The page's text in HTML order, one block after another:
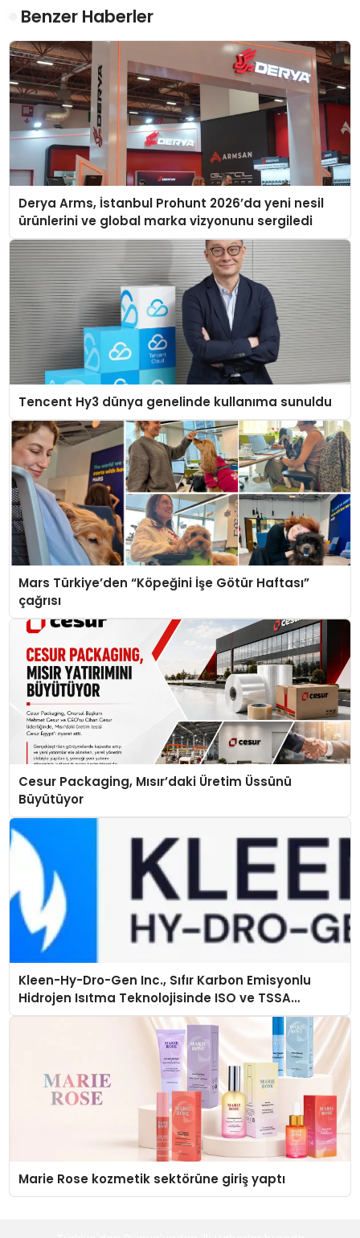
Benzer Haberler
Derya Arms, İstanbul Prohunt 2026’da yeni nesil
ürünlerini ve global marka vizyonunu sergiledi
Tencent Hy3 dünya genelinde kullanıma sunuldu
Mars Türkiye’den “Köpeğini İşe Götür Haftası”
çağrısı
Cesur Packaging, Mısır’daki Üretim Üssünü
Büyütüyor
Kleen-Hy-Dro-Gen Inc., Sıfır Karbon Emisyonlu
Hidrojen Isıtma Teknolojisinde ISO ve TSSA
Düzenleyici Onaylarını Aldı
Marie Rose kozmetik sektörüne giriş yaptı